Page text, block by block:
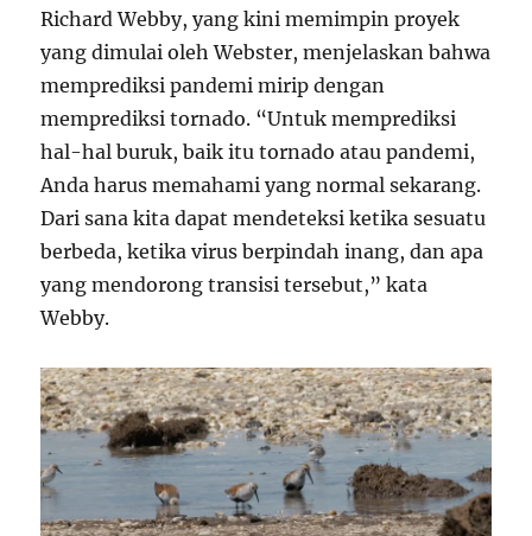
Richard Webby, yang kini memimpin proyek
yang dimulai oleh Webster, menjelaskan bahwa
memprediksi pandemi mirip dengan
memprediksi tornado. “Untuk memprediksi
hal-hal buruk, baik itu tornado atau pandemi,
Anda harus memahami yang normal sekarang.
Dari sana kita dapat mendeteksi ketika sesuatu
berbeda, ketika virus berpindah inang, dan apa
yang mendorong transisi tersebut,” kata
Webby.